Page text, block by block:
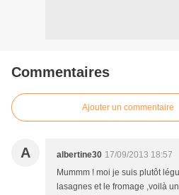
Commentaires
Ajouter un commentaire
A albertine30 17/09/2013 18:57
Mummm ! moi je suis plutôt
lasagnes et le fromage ,voilà